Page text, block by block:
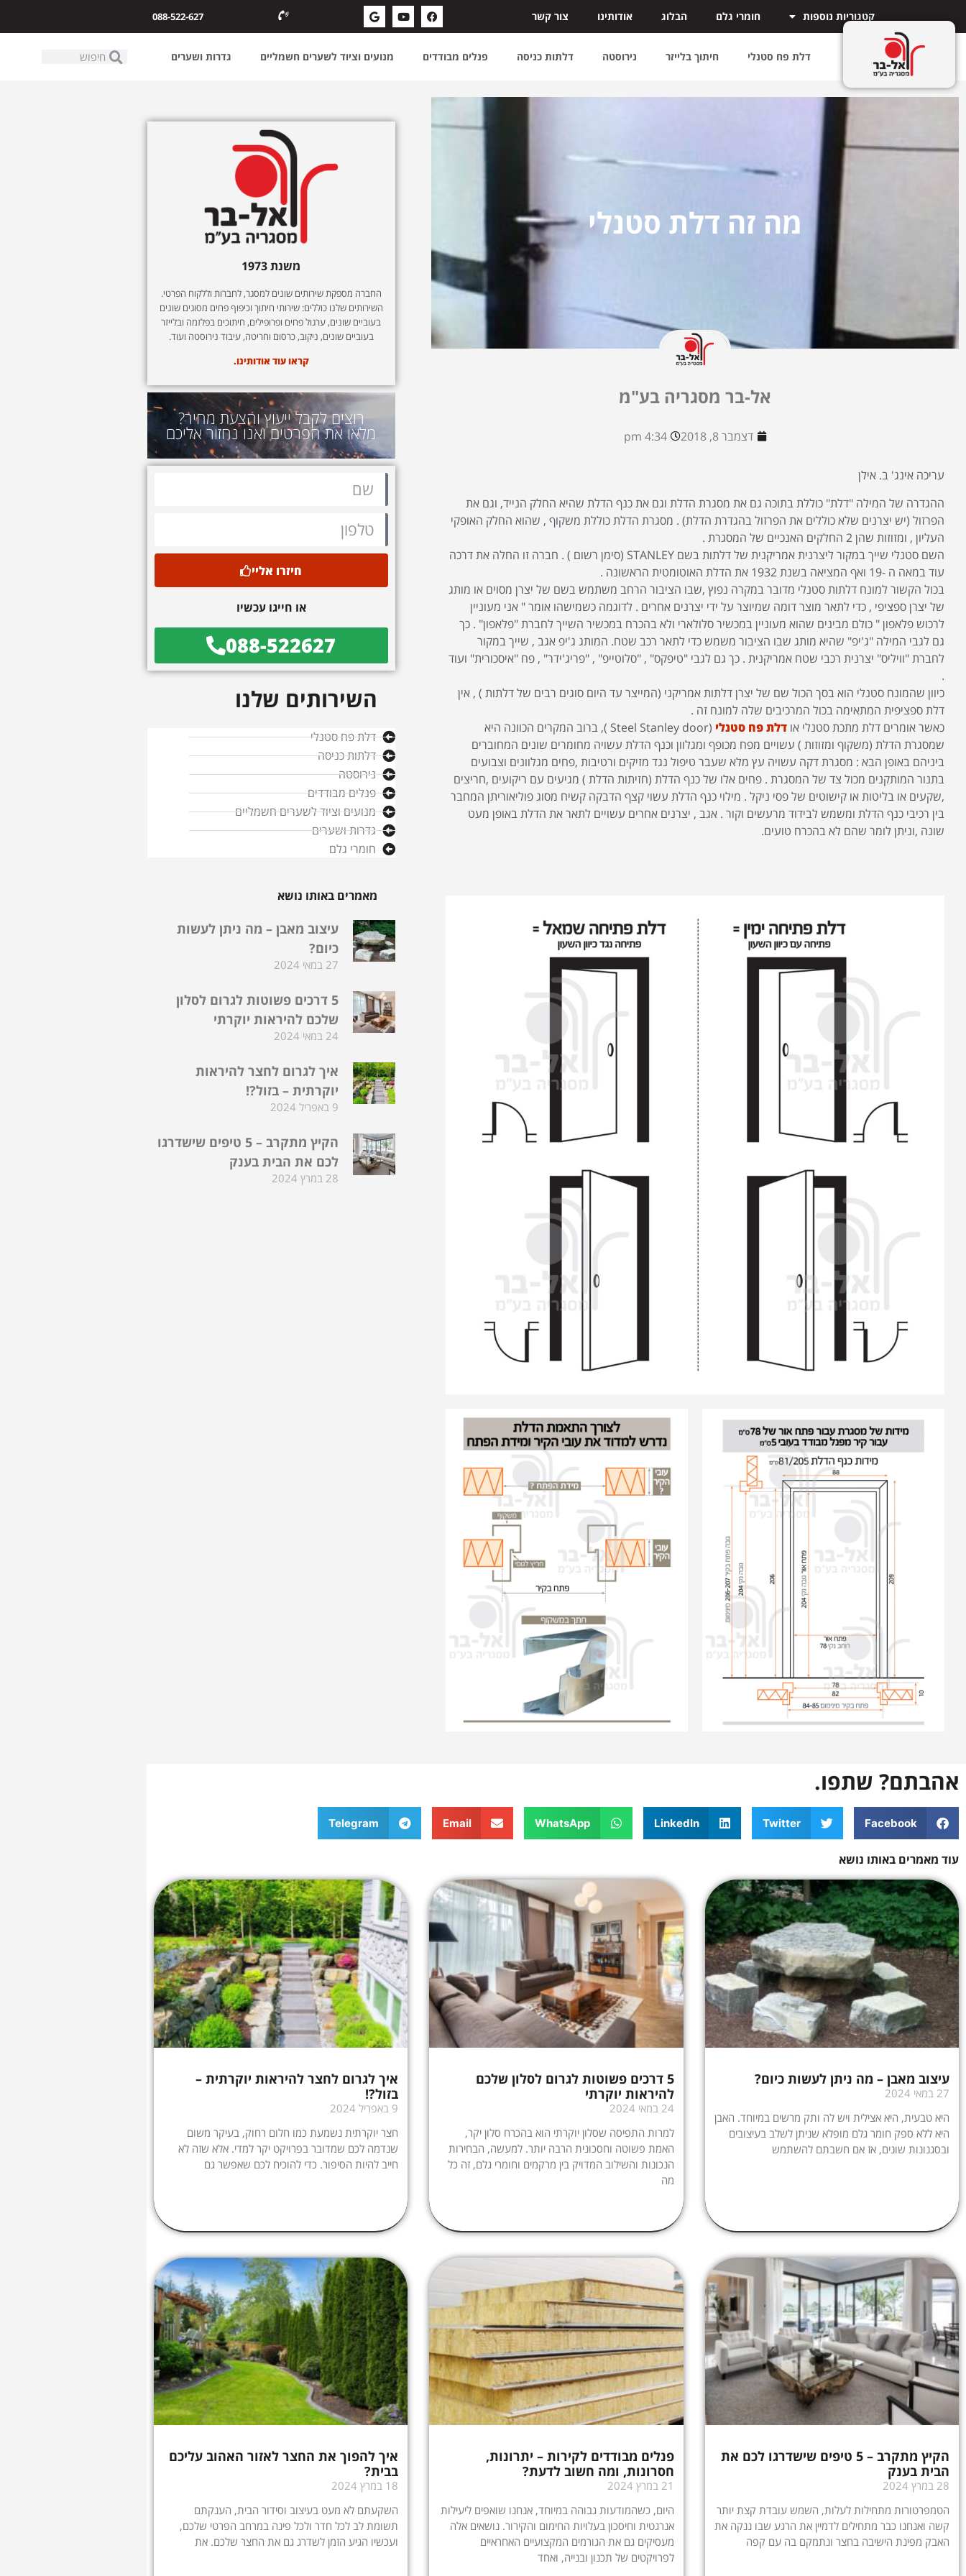
קטגוריות נוספות חומרי גלם הבלוג אודותינו צור קשר 088-522-627
דלת פח סטנלי חיתוך בלייזר נירוסטה דלתות כניסה פנלים מבודדים מנועים וציוד לשערים חשמליים גדרות ושערים
מה זה דלת סטנלי
אל-בר מסגריה בע"מ
דצמבר 8, 2018 4:34 pm
עריכה אינג' ב. אילן
ההגדרה של המילה "דלת" כוללת בתוכה גם את מסגרת הדלת וגם את כנף הדלת שהיא החלק הנייד, וגם את
הפרזול (יש יצרנים שלא כוללים את הפרזול בהגדרת הדלת) . מסגרת הדלת כוללת משקוף , שהוא החלק האופקי
העליון , ומזוזות שהן 2 החלקים האנכיים של המסגרת .
השם סטנלי שייך במקור ליצרנית אמריקנית של דלתות בשם STANLEY (סימן רשום ) . חברה זו החלה את דרכה
עוד במאה ה -19 ואף המציאה בשנת 1932 את הדלת האוטומטית הראשונה .
בכול הקשור למונח דלתות סטנלי מדובר במקרה נפוץ ,שבו הציבור הרחב משתמש בשם של יצרן מסוים או מותג
של יצרן ספציפי , כדי לתאר מוצר דומה שמיוצר על ידי יצרנים אחרים . לדוגמה כשמישהו אומר " אני מעוניין
לרכוש פלאפון " כולם מבינים שהוא מעוניין במכשיר סלולארי ולא בהכרח במכשיר השייך לחברת "פלאפון" . כך
גם לגבי המילה "ג'יפ" שהיא מותג שבו הציבור משמש כדי לתאר רכב שטח. המותג ג'יפ אגב , שייך במקור
לחברת "וויליס" יצרנית רכבי שטח אמריקנית . כך גם לגבי "טיפקס" , "סלוטייפ" , "פריג'ידר" , פח "איסכורית" ועוד
.
כיוון שהמונח סטנלי הוא בסך הכול שם של יצרן דלתות אמריקני (המייצר עד היום סוגים רבים של דלתות ) , אין
דלת ספציפית המתאימה בכול המרכיבים שלה למונח זה .
כאשר אומרים דלת מתכת סטנלי או דלת פח סטנלי
(Steel Stanley door ), ברוב המקרים הכוונה היא
שמסגרת הדלת (משקוף ומזוזות ) עשויים מפח מכופף ומגלוון וכנף הדלת עשויה מחומרים שונים המחוברים
ביניהם באופן הבא : מסגרת דקה עשויה עץ מלא שעבר טיפול נגד מזיקים ורטיבות ,פחים מגלוונים וצבועים
בתנור המותקנים מכול צד של המסגרת . פחים אלו של כנף הדלת (חזיתות הדלת ) מגיעים עם ריקועים ,חריצים
,שקעים או בליטות או קישוטים של פסי ניקל . מילוי כנף הדלת עשוי קצף הדבקה קשיח מסוג פוליאוריתן המחבר
בין רכיבי כנף הדלת ומשמש לבידוד מרעשים וקור . אגב , יצרנים אחרים עשויים לתאר את הדלת באופן מעט
שונה ,וניתן לומר שהם לא בהכרח טועים.
משנת 1973
החברה מספקת שירותים שונים למסגר, לחברות וללקוח הפרטי.
השירותים שלנו כוללים: שירותי חיתוך וכיפוף פחים מסוגים שונים
בעוביים שונים, ערגול פחים ופרופילים, חיתוכים בפלזמה ובלייזר
בעוביים שונים, ניקוב, כרסום וחריטה, עיבוד נירוסטה ועוד.
קראו עוד אודותינו.
רוצים לקבל ייעוץ והצעת מחיר?
מלאו את הפרטים ואנו נחזור אליכם
חיזרו אליי
או חייגו עכשיו
088-522627
השירותים שלנו
דלת פח סטנלי
דלתות כניסה
נירוסטה
פנלים מבודדים
מנועים וציוד לשערים חשמליים
גדרות ושערים
חומרי גלם
מאמרים באותו נושא
עיצוב מאבן – מה ניתן לעשות
כיום?
27 במאי 2024
5 דרכים פשוטות לגרום לסלון
שלכם להיראות יוקרתי
24 במאי 2024
איך לגרום לחצר להיראות
יוקרתית – בזול?!
9 באפריל 2024
הקיץ מתקרב – 5 טיפים שישדרגו
לכם את הבית בענק
28 במרץ 2024
אהבתם? שתפו.
Facebook
Twitter
LinkedIn
WhatsApp
Email
Telegram
עוד מאמרים באותו נושא
עיצוב מאבן – מה ניתן לעשות כיום?
27 במאי 2024
היא טבעית, היא אצילית ויש לה ותק מרשים במיוחד. האבן
היא ללא ספק חומר גלם מופלא שניתן לשלב בעיצובים
ובסגנונות שונים, אז אם חשבתם להשתמש
5 דרכים פשוטות לגרום לסלון שלכם
להיראות יוקרתי
24 במאי 2024
למרות התפיסה שסלון יוקרתי הוא בהכרח סלון יקר,
האמת פשוטה וחסכונית הרבה יותר. למעשה, הבחירות
הנכונות והשילוב המדויק בין מרקמים וחומרי גלם, זה כל
מה
איך לגרום לחצר להיראות יוקרתית –
בזול?!
9 באפריל 2024
חצר יוקרתית נשמעת כמו חלום רחוק, בעיקר משום
שנדמה לכם שמדובר בפרויקט יקר למדי. אלא שזה לא
חייב להיות הסיפור. כדי להוכיח לכם שאפשר גם
הקיץ מתקרב – 5 טיפים שישדרגו לכם את
הבית בענק
28 במרץ 2024
הטמפרטורות מתחילות לעלות, השמש עובדת קצת יותר
קשה ואנחנו כבר מתחילים לדמיין את הרגע שבו ננקה את
האבק מפינת הישיבה בחצר ונתמקם בה עם קפה
פנלים מבודדים לקירות – יתרונות,
חסרונות, ומה חשוב לדעת?
21 במרץ 2024
היום, כשהמודעות גבוהה במיוחד, אנחנו שואפים ליעילות
אנרגטית וחיסכון בעלויות החימום והקירור. נושאים אלה
מעסיקים גם את הגורמים המקצועיים האחראיים
לפרויקטים של תכנון ובנייה, ואחד
איך להפוך את החצר לאזור האהוב עליכם
בבית?
18 במרץ 2024
השקעתם לא מעט בעיצוב וסידור הבית, הענקתם
תשומת לב לכל חדר ולכל פינה במרחב הפרטי שלכם,
ועכשיו הגיע הזמן לשדרג גם את החצר שלכם. את